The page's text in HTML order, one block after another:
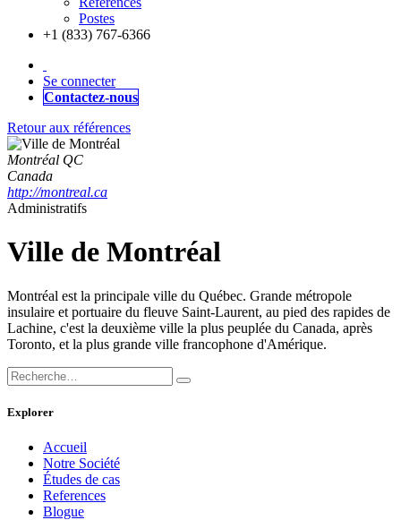
Postes
+1 (833) 767-6366
Se connecter
Contactez-nous
Retour aux références
Montréal QC
Canada
http://montreal.ca
Administratifs
Ville de Montréal
Montréal est la principale ville du Québec. Grande métropole
insulaire et portuaire du fleuve Saint-Laurent, au pied des rapides de
Lachine, c'est la deuxième ville la plus peuplée du Canada, après
Toronto, et la plus grande ville francophone d'Amérique.
Explorer
Accueil
Notre Société
Études de cas
References
Blogue